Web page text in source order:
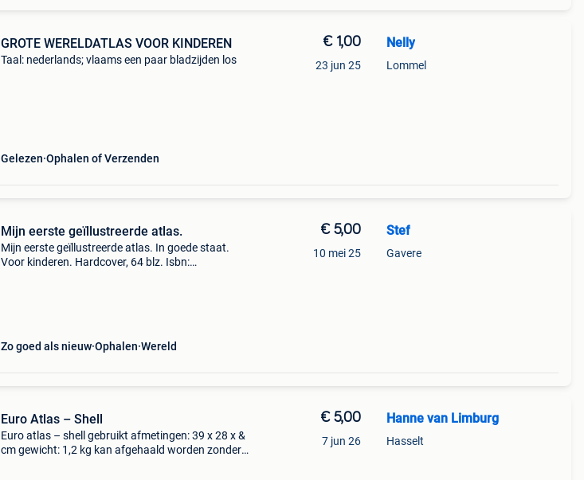
GROTE WERELDATLAS VOOR KINDEREN
Taal: nederlands; vlaams een paar bladzijden los
Gelezen Ophalen of Verzenden
€ 1,00
23 jun 25
Nelly
Lommel
Mijn eerste geïllustreerde atlas.
Mijn eerste geïllustreerde atlas. In goede staat.
Voor kinderen. Hardcover, 64 blz. Isbn:
Zo goed als nieuw Ophalen Wereld
€ 5,00
10 mei 25
Stef
Gavere
Euro Atlas – Shell
Euro atlas – shell gebruikt afmetingen: 39 x 28 x &
cm gewicht: 1,2 kg kan afgehaald worden zonder
€ 5,00
7 jun 26
Hanne van Limburg
Hasselt